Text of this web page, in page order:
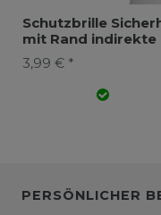
Schutzbrille
mit Rand indirekte
3,99 € *
PERSÖNLICHER